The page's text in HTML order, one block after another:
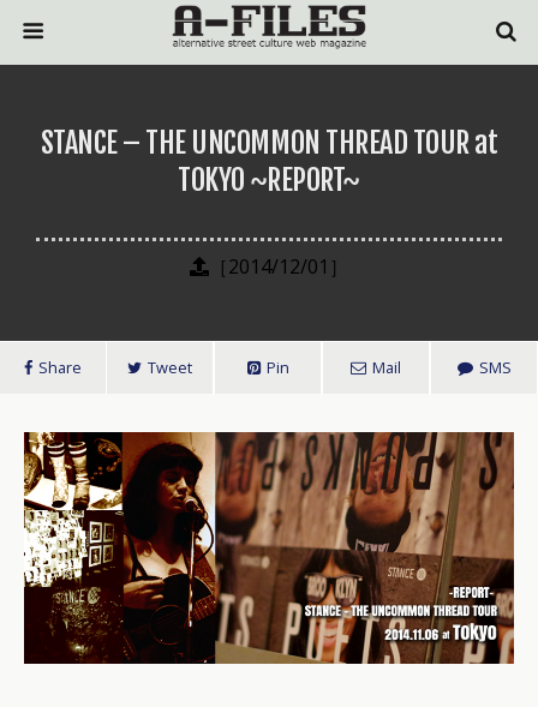
STANCE – THE UNCOMMON THREAD TOUR at
TOKYO ~REPORT~
［2014/12/01］
Share Tweet Pin Mail SMS